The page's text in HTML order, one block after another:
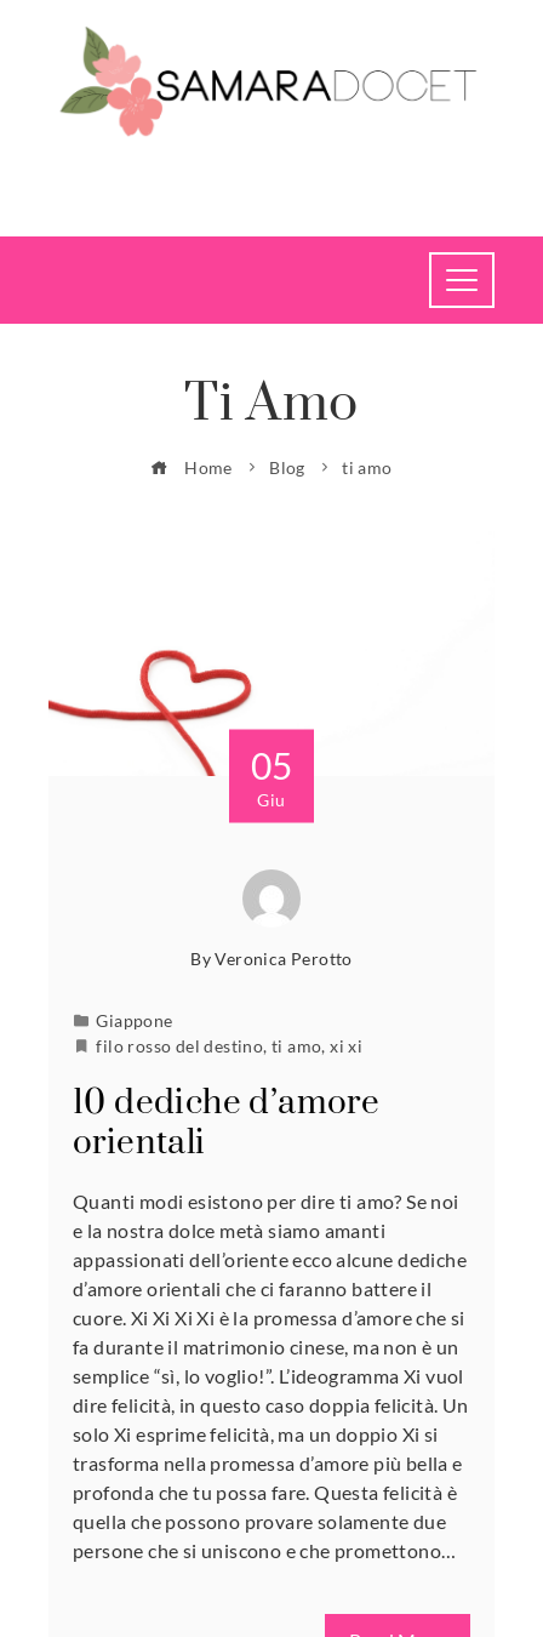
Ti Amo
Home Blog ti amo
05
Giu
ByVeronica Perotto
Giappone
filo rosso del destino,ti amo,xi xi
10 dediche d’amore
orientali
Quanti modi esistono per dire ti amo? Se noi
e la nostra dolce metà siamo amanti
appassionati dell’oriente ecco alcune dediche
d’amore orientali che ci faranno battere il
cuore. Xi Xi Xi Xi è la promessa d’amore che si
fa durante il matrimonio cinese, ma non è un
semplice “sì, lo voglio!”. L’ideogramma Xi vuol
dire felicità, in questo caso doppia felicità. Un
solo Xi esprime felicità, ma un doppio Xi si
trasforma nella promessa d’amore più bella e
profonda che tu possa fare. Questa felicità è
quella che possono provare solamente due
persone che si uniscono e che promettono…